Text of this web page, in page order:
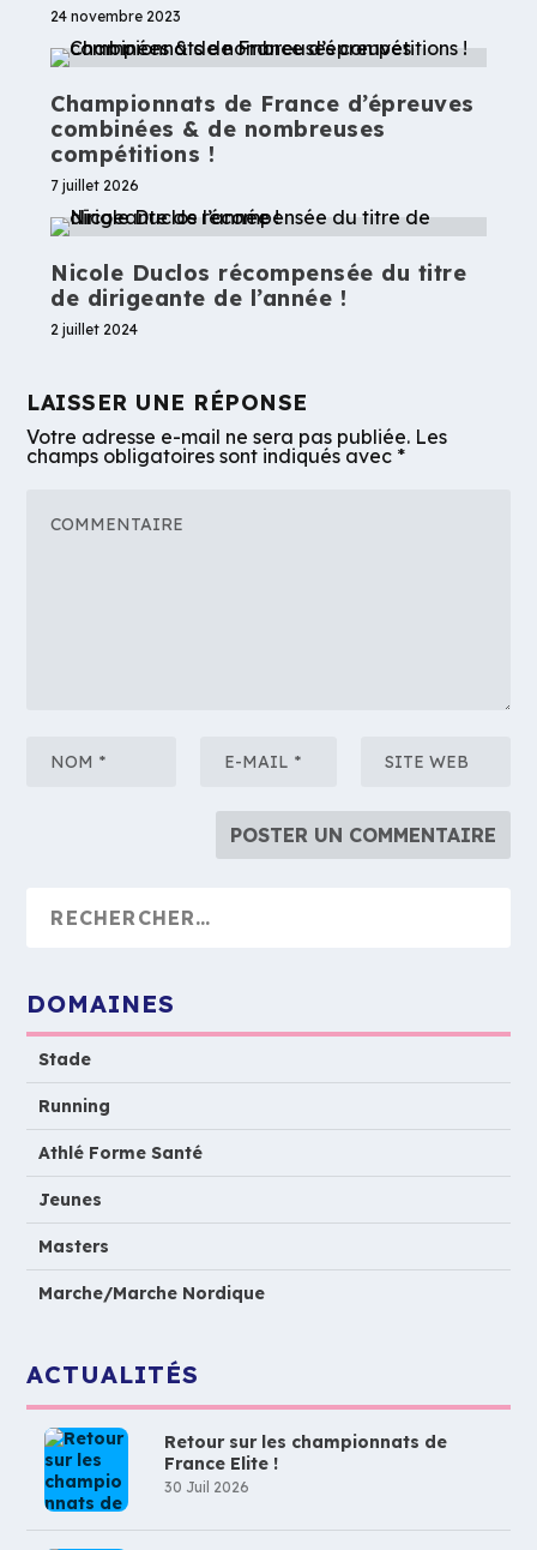
24 novembre 2023
Championnats de France d’épreuves
combinées & de nombreuses
compétitions !
7 juillet 2026
Nicole Duclos récompensée du titre
de dirigeante de l’année !
2 juillet 2024
LAISSER UNE RÉPONSE
Votre adresse e-mail ne sera pas publiée. Les
champs obligatoires sont indiqués avec *
DOMAINES
Stade
Running
Athlé Forme Santé
Jeunes
Masters
Marche/Marche Nordique
ACTUALITÉS
Retour sur les championnats de
France Elite !
30 Juil 2026